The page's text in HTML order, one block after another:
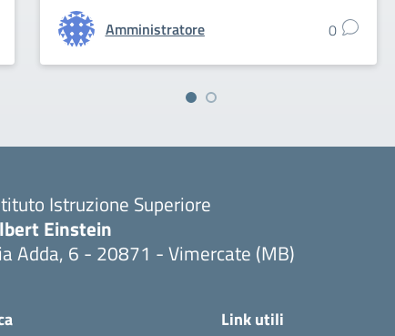
Amministratore 0
Istruzione Superiore
Einstein
Adda, 6 - 20871 - Vimercate (MB)
Link utili